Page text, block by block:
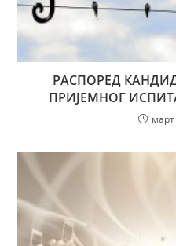
РАСПОРЕД
ПРИЈЕМНОГ